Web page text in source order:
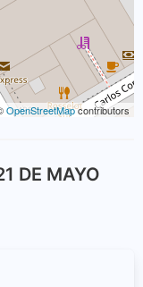
OpenStreetMapcontributors
DE MAYO